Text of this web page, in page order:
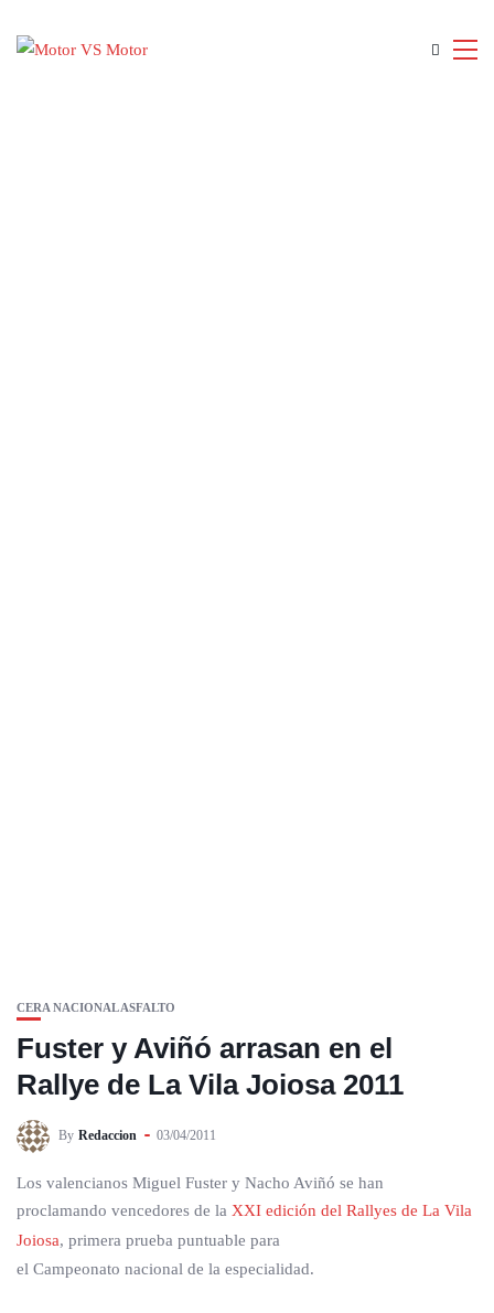
CERA NACIONAL ASFALTO
Fuster y Aviñó arrasan en el
Rallye de La Vila Joiosa 2011
By Redaccion 03/04/2011
Los valencianos Miguel Fuster y Nacho Aviñó se han
proclamando vencedores de la XXI edición del Rallyes de La Vila
Joiosa, primera prueba puntuable para
el Campeonato nacional de la especialidad.